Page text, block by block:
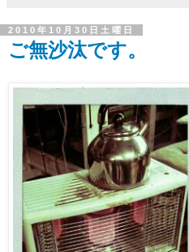
2010年10月30日土曜日
ご無沙汰です。